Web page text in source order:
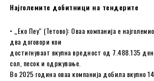
Најголемите добитници на тендерите
• „Еко Пеу“ (Тетово): Оваа компанија е
два договори кои
достигнуваат вкупна вредност од 7.488.135
сол, песок и одржување.
Во 2025 година оваа компанија добила вкупно